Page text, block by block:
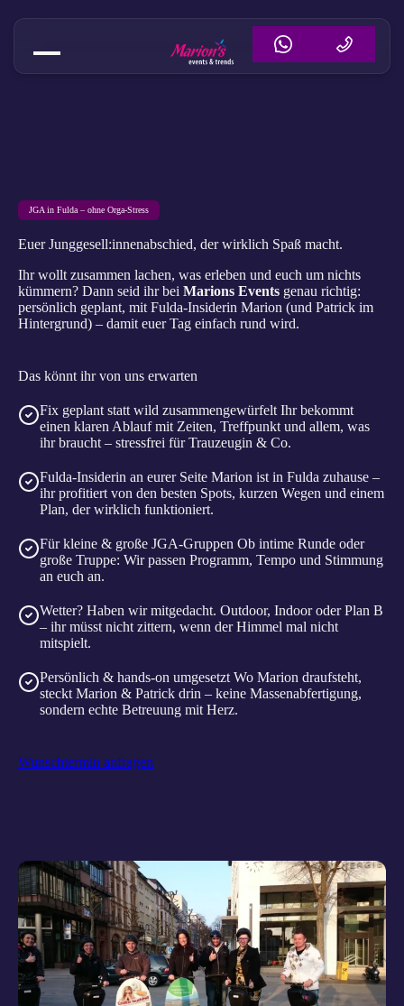
JGA in Fulda – ohne Orga-Stress
Euer Junggesell:innenabschied, der wirklich Spaß macht.
Ihr wollt zusammen lachen, was erleben und euch um nichts
kümmern? Dann seid ihr bei Marions Events genau richtig:
persönlich geplant, mit Fulda-Insiderin Marion (und Patrick im
Hintergrund) – damit euer Tag einfach rund wird.
Das könnt ihr von uns erwarten
Fix geplant statt wild zusammengewürfelt Ihr bekommt
einen klaren Ablauf mit Zeiten, Treffpunkt und allem, was
ihr braucht – stressfrei für Trauzeugin & Co.
Fulda-Insiderin an eurer Seite Marion ist in Fulda zuhause –
ihr profitiert von den besten Spots, kurzen Wegen und einem
Plan, der wirklich funktioniert.
Für kleine & große JGA-Gruppen Ob intime Runde oder
große Truppe: Wir passen Programm, Tempo und Stimmung
an euch an.
Wetter? Haben wir mitgedacht. Outdoor, Indoor oder Plan B
– ihr müsst nicht zittern, wenn der Himmel mal nicht
mitspielt.
Persönlich & hands-on umgesetzt Wo Marion draufsteht,
steckt Marion & Patrick drin – keine Massenabfertigung,
sondern echte Betreuung mit Herz.
Wunschtermin anfragen